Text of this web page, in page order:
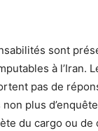
sont
à l’Iran.
pas de
plus
du cargo ou de